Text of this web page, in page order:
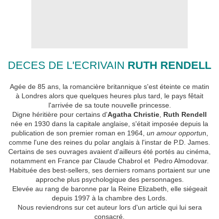
DECES DE L'ECRIVAIN RUTH RENDELL
Agée de 85 ans, la romancière britannique s'est éteinte ce matin
à Londres alors que quelques heures plus tard, le pays fêtait
l'arrivée de sa toute nouvelle princesse.
Digne héritière pour certains d'Agatha Christie Ruth Rendell
née en 1930 dans la capitale anglaise, s'était imposée depuis la
publication de son premier roman en 1964, un amour opportun,
comme l'une des reines du polar anglais à l'instar de P.D. James.
Certains de ses ouvrages avaient d'ailleurs été portés au cinéma,
notamment en France par Claude Chabrol et Pedro Almodovar.
Habituée des best-sellers, ses derniers romans portaient sur une
approche plus psychologique des personnages.
Elevée au rang de baronne par la Reine Elizabeth, elle siégeait
depuis 1997 à la chambre des Lords.
Nous reviendrons sur cet auteur lors d'un article qui lui sera
consacré.